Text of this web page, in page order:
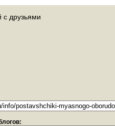
с друзьями